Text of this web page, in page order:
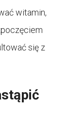
witamin,
się z